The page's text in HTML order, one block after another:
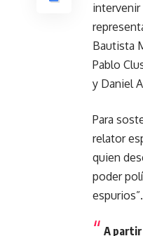
intervenir
Bautista
Pablo
y Daniel
Para
relator
quien
poder
espurios”.
A partir